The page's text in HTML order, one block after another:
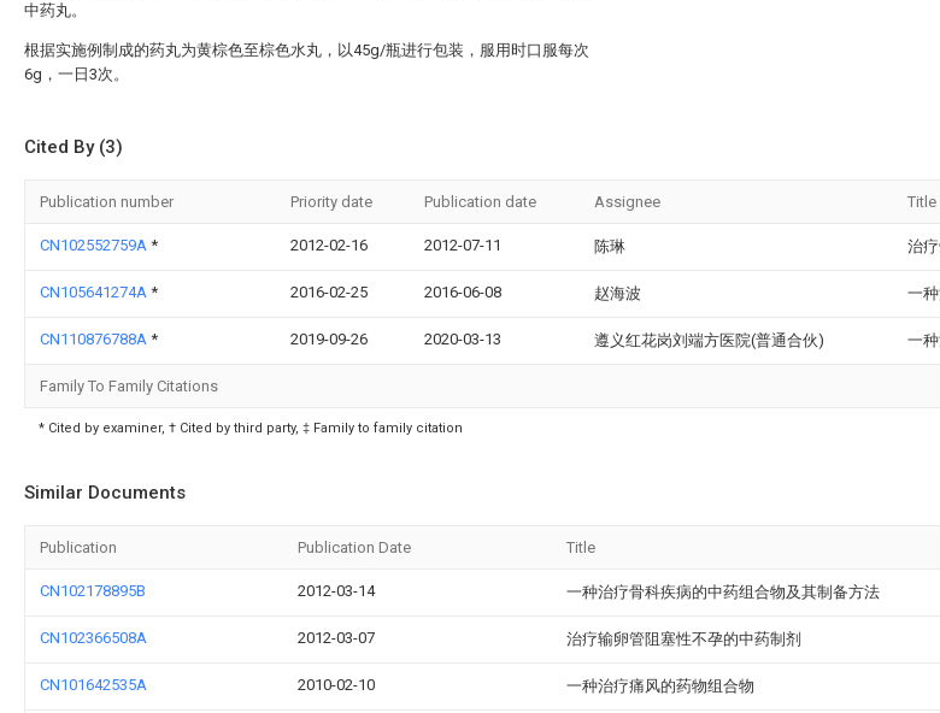
中药丸。
根据实施例制成的药丸为黄棕色至棕色水丸，以45g/瓶进行包装，服用时口服每次
6g，一日3次。
Cited By (3)
Publication number Priority date Publication date Assignee Title
CN102552759A * 2012-02-16 2012-07-11 陈琳 治
CN105641274A * 2016-02-25 2016-06-08 赵海波 一
CN110876788A * 2019-09-26 2020-03-13 遵义红花岗刘端方医院(普通合伙) 一
Family To Family Citations
* Cited by examiner, † Cited by third party, ‡ Family to family citation
Similar Documents
Publication Publication Date Title
CN102178895B 2012-03-14 一种治疗骨科疾病的中药组合物及其制备方法
CN102366508A 2012-03-07 治疗输卵管阻塞性不孕的中药制剂
CN101642535A 2010-02-10 一种治疗痛风的药物组合物